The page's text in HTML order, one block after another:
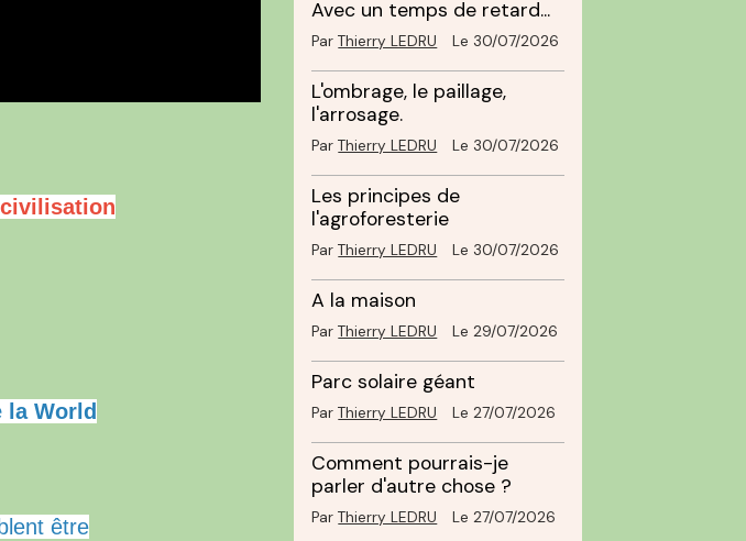
la World
être
Avec un temps de retard...
ParThierry LEDRU Le 30/07/2026
L'ombrage, le paillage,
l'arrosage.
ParThierry LEDRU Le 30/07/2026
Les principes de
l'agroforesterie
ParThierry LEDRU Le 30/07/2026
A la maison
ParThierry LEDRU Le 29/07/2026
Parc solaire géant
ParThierry LEDRU Le 27/07/2026
Comment pourrais-je
parler d'autre chose ?
ParThierry LEDRU Le 27/07/2026